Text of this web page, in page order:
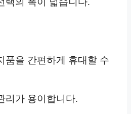
품을 간편하게 휴대할 수
리가 용이합니다.